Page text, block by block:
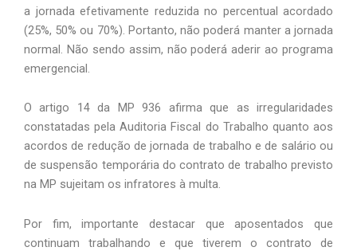
a jornada efetivamente reduzida no percentual acordado
(25%, 50% ou 70%). Portanto, não poderá manter a jornada
normal. Não sendo assim, não poderá aderir ao programa
emergencial.
O artigo 14 da MP 936 afirma que as irregularidades
constatadas pela Auditoria Fiscal do Trabalho quanto aos
acordos de redução de jornada de trabalho e de salário ou
de suspensão temporária do contrato de trabalho previsto
na MP sujeitam os infratores à multa.
Por fim, importante destacar que aposentados que
continuam trabalhando e que tiverem o contrato de